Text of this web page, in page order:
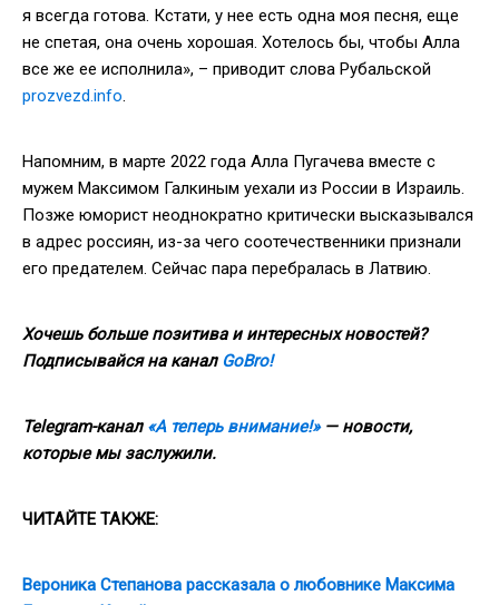
я всегда готова. Кстати, у нее есть одна моя песня, еще
не спетая, она очень хорошая. Хотелось бы, чтобы Алла
все же ее исполнила», – приводит слова Рубальской
prozvezd.info.
Напомним, в марте 2022 года Алла Пугачева вместе с
мужем Максимом Галкиным уехали из России в Израиль.
Позже юморист неоднократно критически высказывался
в адрес россиян, из-за чего соотечественники признали
его предателем. Сейчас пара перебралась в Латвию.
Хочешь больше позитива и интересных новостей?
Подписывайся на канал GoBro!
Telegram-канал «А теперь внимание!»— новости,
которые мы заслужили.
ЧИТАЙТЕ ТАКЖЕ:
Вероника Степанова рассказала о любовнике Максима